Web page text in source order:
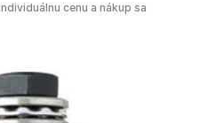
cenu a nákup sa